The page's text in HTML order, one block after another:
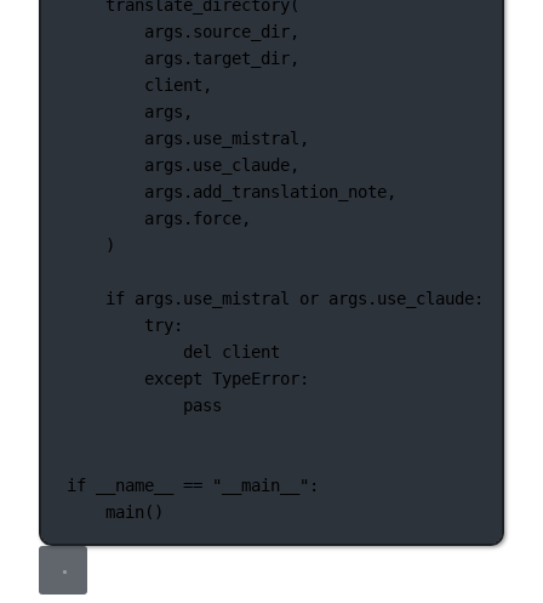
translate_directory(
args.source_dir,
args.target_dir,
client,
args,
args.use_mistral,
args.use_claude,
args.add_translation_note,
args.force,
)
if args.use_mistral or args.use_claude:
try:
del
client
except TypeError:
pass
if __name__ == "__main__" :
main()